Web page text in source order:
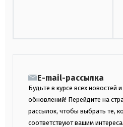
E-mail-рассылка
Будьте в курсе всех новостей и
обновлений! Перейдите на
рассылок, чтобы выбрать те,
соответствуют вашим